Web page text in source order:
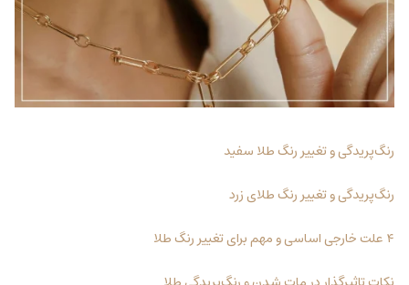
رنگ‌پریدگی و تغییر رنگ طلا سفید
رنگ‌پریدگی و تغییر رنگ طلای زرد
۴ علت خارجی اساسی و مهم برای تغییر رنگ طلا